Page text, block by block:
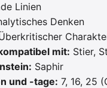
Linien
Denken
mit: Stier,
Saphir
und -tage: 7, 16, 25